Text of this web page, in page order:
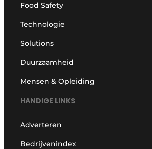
Food Safety
Technologie
Solutions
Duurzaamheid
Mensen & Opleiding
HANDIGE LINKS
Adverteren
Bedrijvenindex